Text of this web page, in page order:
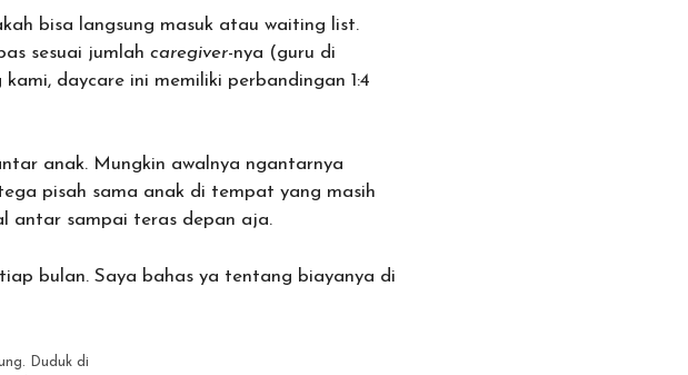
bisa langsung masuk atau waiting list.
sesuai jumlah caregiver-nya (guru di
daycare ini memiliki perbandingan 1:4
anak. Mungkin awalnya ngantarnya
pisah sama anak di tempat yang masih
antar sampai teras depan aja.
bulan. Saya bahas ya tentang biayanya di
Duduk di